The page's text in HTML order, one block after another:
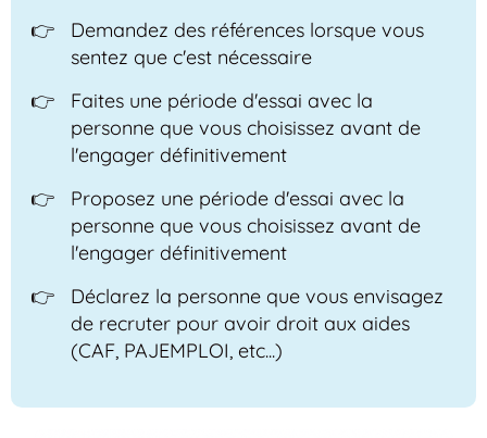
Demandez des références lorsque vous
sentez que c'est nécessaire
Faites une période d'essai avec la
personne que vous choisissez avant de
l'engager définitivement
Proposez une période d'essai avec la
personne que vous choisissez avant de
l'engager définitivement
Déclarez la personne que vous envisagez
de recruter pour avoir droit aux aides
(CAF, PAJEMPLOI, etc...)